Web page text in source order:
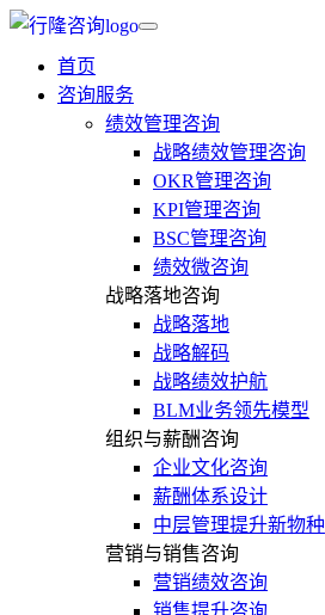
首页
咨询服务
绩效管理咨询
战略绩效管理咨询
OKR管理咨询
KPI管理咨询
BSC管理咨询
绩效微咨询
战略落地咨询
战略落地
战略解码
战略绩效护航
BLM业务领先模型
组织与薪酬咨询
企业文化咨询
薪酬体系设计
中层管理提升新物种
营销与销售咨询
营销绩效咨询
销售提升咨询